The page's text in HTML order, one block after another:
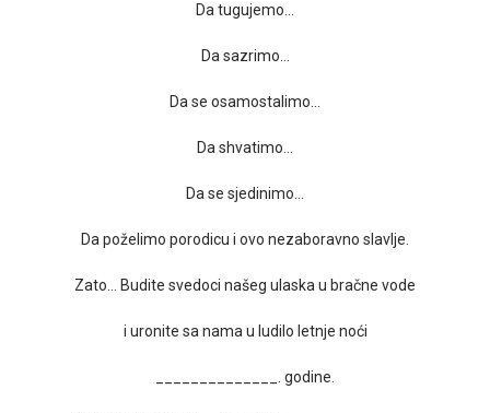
Da tugujemo…
Da sazrimo…
Da se osamostalimo…
Da shvatimo…
Da se sjedinimo…
Da poželimo porodicu i ovo nezaboravno slavlje.
Zato… Budite svedoci našeg ulaska u bračne vode
i uronite sa nama u ludilo letnje noći
______________. godine.